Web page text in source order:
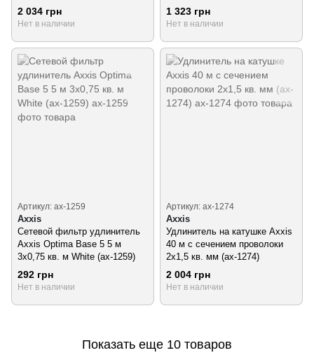
2 034 грн
Нет в наличии
1 323 грн
Нет в наличии
Артикул: ax-1259
Axxis
Сетевой фильтр удлинитель
Axxis Optima Base 5 5 м
3х0,75 кв. м White (ax-1259)
292 грн
Нет в наличии
Артикул: ax-1274
Axxis
Удлинитель на катушке Axxis
40 м с сечением проволоки
2х1,5 кв. мм (ax-1274)
2 004 грн
Нет в наличии
Показать еще 10 товаров